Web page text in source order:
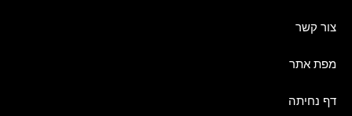
צור קשר
מפת אתר
דף נחיתה